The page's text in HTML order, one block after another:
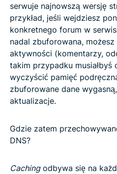
serwuje najnowszą wersję
przykład, jeśli wejdziesz
konkretnego forum w
nadal zbuforowana,
aktywności (komentarzy,
takim przypadku musiałbyś
wyczyścić pamięć
zbuforowane dane
aktualizacje.
Gdzie zatem
DNS?
Cachingodbywa się na